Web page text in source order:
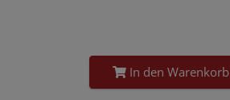
In den Warenkorb